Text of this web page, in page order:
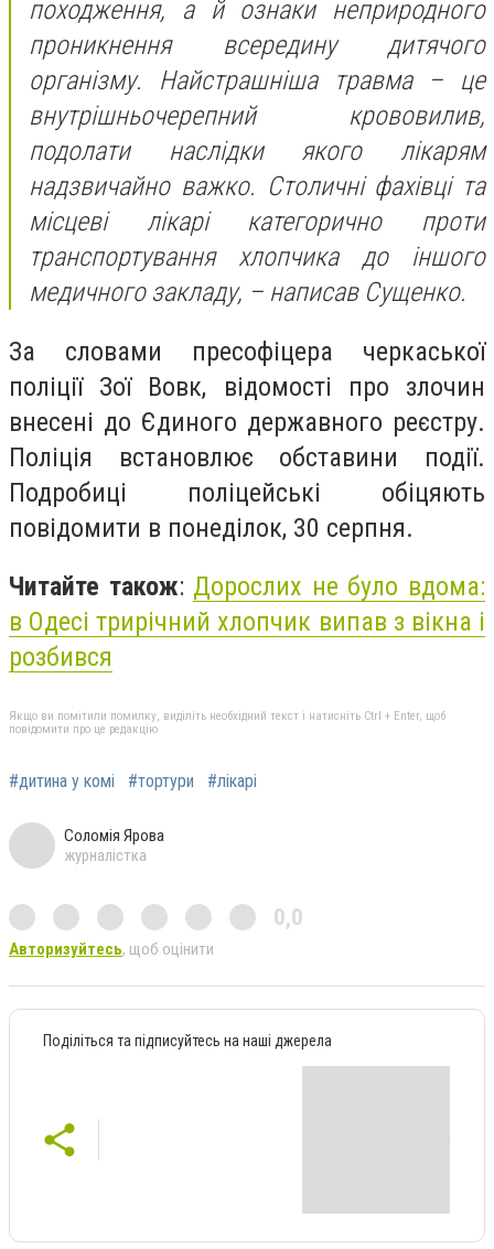
походження, а й ознаки неприродного
проникнення всередину дитячого
організму. Найстрашніша травма – це
внутрішньочерепний крововилив,
подолати наслідки якого лікарям
надзвичайно важко. Столичні фахівці та
місцеві лікарі категорично проти
транспортування хлопчика до іншого
медичного закладу, – написав Сущенко.
За словами пресофіцера черкаської
поліції Зої Вовк, відомості про злочин
внесені до Єдиного державного реєстру.
Поліція встановлює обставини події.
Подробиці поліцейські обіцяють
повідомити в понеділок, 30 серпня.
Читайте також: Дорослих не було вдома:
в Одесі трирічний хлопчик випав з вікна і
розбився
Якщо ви помітили помилку, виділіть необхідний текст і натисніть Ctrl + Enter, щоб
повідомити про це редакцію
#дитина у комі #тортури #лікарі
Соломія Ярова
журналістка
0,0
Авторизуйтесь, щоб оцінити
Поділіться та підписуйтесь на наші джерела